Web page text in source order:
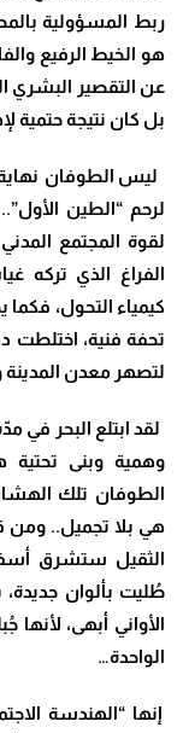
ربط المسؤولية
هو الخيط الرفيع
عن التقصير البشري
بل كان نتيجة حتمية
ليس الطوفان
لرحم “الطين
لقوة المجتمع
الفراغ الذي تركه
كيمياء التحول، فكما
تحفة فنية، اختلطت
لتصهر معدن
لقد ابتلع البحر في
وهمية وبنى
الطوفان تلك
هي بلا تجميل.. ومن
الثقيل ستشرق
طُليت بألوان
الأواني أبهى،
الواحدة…
إنها “الهندسة